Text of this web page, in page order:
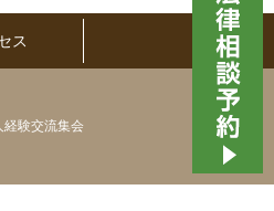
ス
経験交流集会